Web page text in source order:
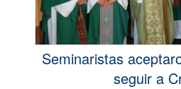
Seminaristas
seguir a